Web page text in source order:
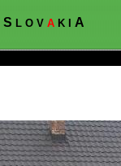
S L O V A K I A